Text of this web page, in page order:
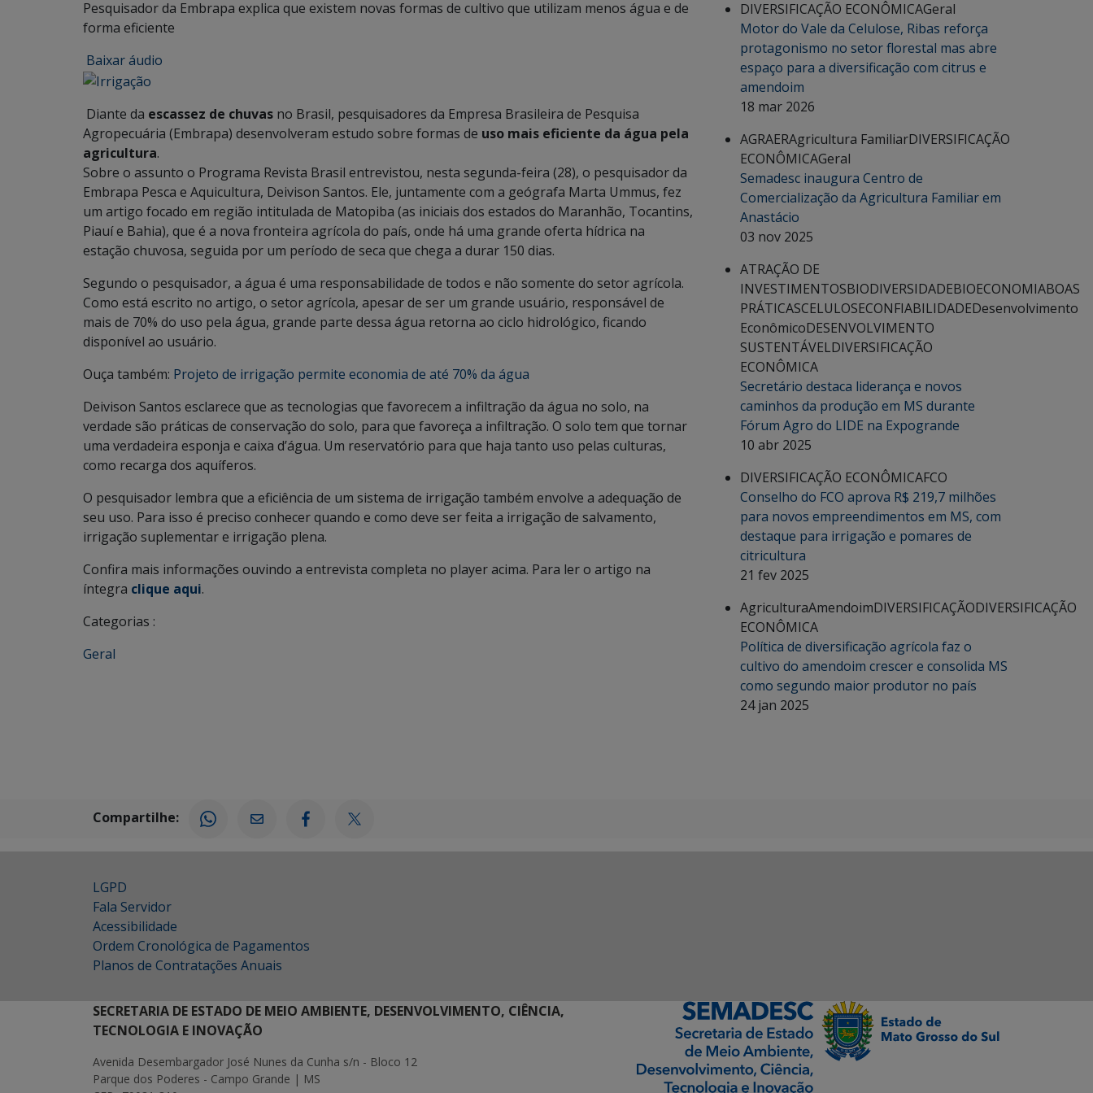
Pesquisador da Embrapa explica que existem novas formas de cultivo que utilizam menos água e de
forma eficiente
Baixar áudio
Diante da escassez de chuvas no Brasil, pesquisadores da Empresa Brasileira de Pesquisa
Agropecuária (Embrapa) desenvolveram estudo sobre formas de uso mais eficiente da água pela
agricultura.
Sobre o assunto o Programa Revista Brasil entrevistou, nesta segunda-feira (28), o pesquisador da
Embrapa Pesca e Aquicultura, Deivison Santos. Ele, juntamente com a geógrafa Marta Ummus, fez
um artigo focado em região intitulada de Matopiba (as iniciais dos estados do Maranhão, Tocantins,
Piauí e Bahia), que é a nova fronteira agrícola do país, onde há uma grande oferta hídrica na
estação chuvosa, seguida por um período de seca que chega a durar 150 dias.
Segundo o pesquisador, a água é uma responsabilidade de todos e não somente do setor agrícola.
Como está escrito no artigo, o setor agrícola, apesar de ser um grande usuário, responsável de
mais de 70% do uso pela água, grande parte dessa água retorna ao ciclo hidrológico, ficando
disponível ao usuário.
Ouça também: Projeto de irrigação permite economia de até 70% da água
Deivison Santos esclarece que as tecnologias que favorecem a infiltração da água no solo, na
verdade são práticas de conservação do solo, para que favoreça a infiltração. O solo tem que tornar
uma verdadeira esponja e caixa d’água. Um reservatório para que haja tanto uso pelas culturas,
como recarga dos aquíferos.
O pesquisador lembra que a eficiência de um sistema de irrigação também envolve a adequação de
seu uso. Para isso é preciso conhecer quando e como deve ser feita a irrigação de salvamento,
irrigação suplementar e irrigação plena.
Confira mais informações ouvindo a entrevista completa no player acima. Para ler o artigo na
íntegra clique aqui.
Categorias :
Geral
DIVERSIFICAÇÃO ECONÔMICAGeral
Motor do Vale da Celulose, Ribas reforça
protagonismo no setor florestal mas abre
espaço para a diversificação com citrus e
amendoim
18 mar 2026
AGRAERAgricultura FamiliarDIVERSIFICAÇÃO
ECONÔMICAGeral
Semadesc inaugura Centro de
Comercialização da Agricultura Familiar em
Anastácio
03 nov 2025
ATRAÇÃO DE
INVESTIMENTOSBIODIVERSIDADEBIOECONOMIABOAS
PRÁTICASCELULOSECONFIABILIDADEDesenvolvimento
EconômicoDESENVOLVIMENTO
SUSTENTÁVELDIVERSIFICAÇÃO
ECONÔMICA
Secretário destaca liderança e novos
caminhos da produção em MS durante
Fórum Agro do LIDE na Expogrande
10 abr 2025
DIVERSIFICAÇÃO ECONÔMICAFCO
Conselho do FCO aprova R$ 219,7 milhões
para novos empreendimentos em MS, com
destaque para irrigação e pomares de
citricultura
21 fev 2025
AgriculturaAmendoimDIVERSIFICAÇÃODIVERSIFICAÇÃO
ECONÔMICA
Política de diversificação agrícola faz o
cultivo do amendoim crescer e consolida MS
como segundo maior produtor no país
24 jan 2025
Compartilhe:
LGPD
Fala Servidor
Acessibilidade
Ordem Cronológica de Pagamentos
Planos de Contratações Anuais
SECRETARIA DE ESTADO DE MEIO AMBIENTE, DESENVOLVIMENTO, CIÊNCIA,
TECNOLOGIA E INOVAÇÃO
Avenida Desembargador José Nunes da Cunha s/n - Bloco 12
Parque dos Poderes - Campo Grande | MS